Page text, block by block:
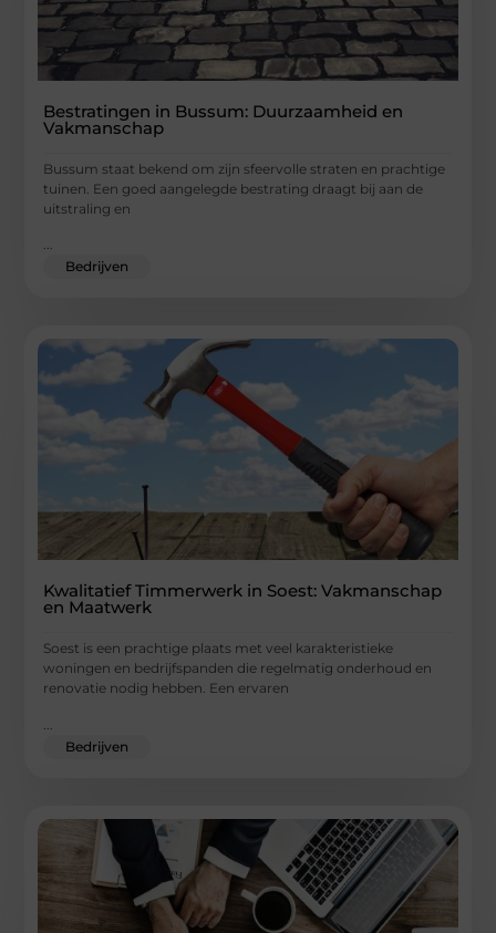
Bestratingen in Bussum: Duurzaamheid en
Vakmanschap
Bussum staat bekend om zijn sfeervolle straten en prachtige
tuinen. Een goed aangelegde bestrating draagt bij aan de
uitstraling en
...
Bedrijven
Kwalitatief Timmerwerk in Soest: Vakmanschap
en Maatwerk
Soest is een prachtige plaats met veel karakteristieke
woningen en bedrijfspanden die regelmatig onderhoud en
renovatie nodig hebben. Een ervaren
Bedrijven